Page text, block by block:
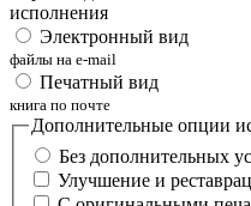
исполнения
Электронный вид
файлы на e-mail
Печатный вид
книга по почте
Дополнительные опции
Без дополнительных
Улучшение и